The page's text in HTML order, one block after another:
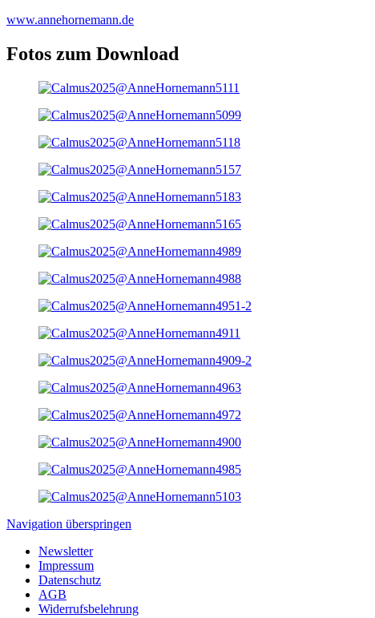
www.annehornemann.de
Fotos zum Download
Navigation überspringen
Newsletter
Impressum
Datenschutz
AGB
Widerrufsbelehrung